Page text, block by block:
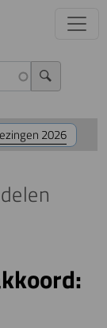
2026